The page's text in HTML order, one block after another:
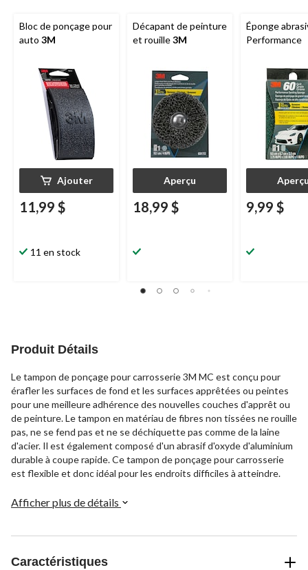
Bloc de ponçage pour
auto 3M
Ajouter
11,99 $
11 en stock
Décapant de peinture
et rouille3M
Aperçu
18,99 $
Éponge
Performance
9,99 $
Produit Détails
Le tampon de ponçage pour carrosserie 3M MC est conçu pour
érafler les surfaces de fond et les surfaces apprêtées ou peintes
pour une meilleure adhérence des nouvelles couches d'apprêt ou
de peinture. Le tampon en matériau de fibres non tissées ne rouille
pas, ne se fend pas et ne se déchiquette pas comme de la laine
d'acier. Il est également composé d'un abrasif d'oxyde d'aluminium
durable à coupe rapide. Ce tampon de ponçage pour carrosserie
est flexible et donc idéal pour les endroits difficiles à atteindre.
Afficher plus de détails
Caractéristiques